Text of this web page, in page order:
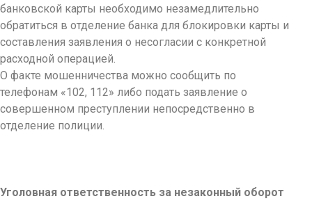
банковской карты необходимо незамедлительно
обратиться в отделение банка для блокировки карты и
составления заявления о несогласии с конкретной
расходной операцией.
О факте мошенничества можно сообщить по
телефонам «102, 112» либо подать заявление о
совершенном преступлении непосредственно в
отделение полиции.
Уголовная ответственность за незаконный оборот